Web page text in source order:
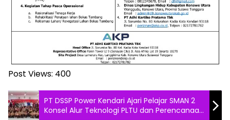
Post Views: 400
PT DSSP Power Kendari Ajari Pelajar SMAN 2
Konsel Alur Teknologi PLTU dan Perencanaan